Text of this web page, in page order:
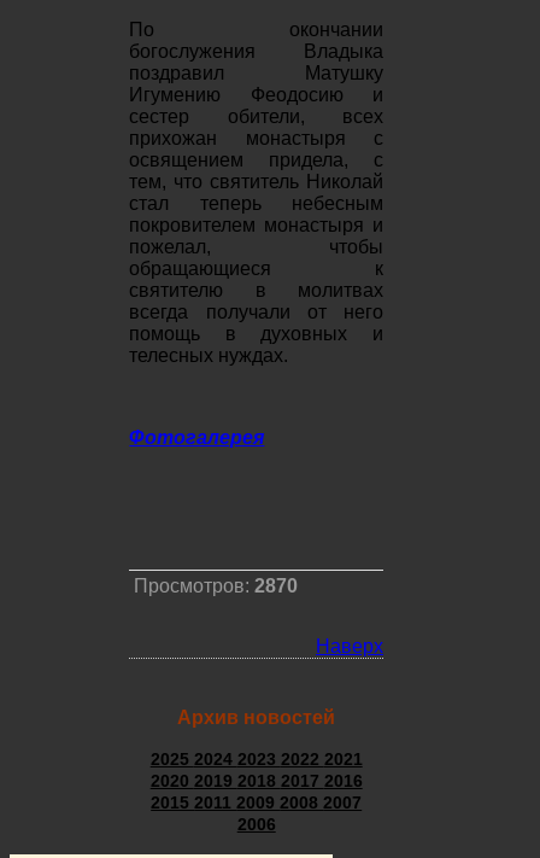
По окончании
богослужения Владыка
поздравил Матушку
Игумению Феодосию и
сестер обители, всех
прихожан монастыря с
освящением придела, с
тем, что святитель Николай
стал теперь небесным
покровителем монастыря и
пожелал, чтобы
обращающиеся к
святителю в молитвах
всегда получали от него
помощь в духовных и
телесных нуждах.
Фотогалерея
Просмотров:2870
Наверх
Архив новостей
2025 2024 2023 2022 2021
2020 2019 2018 2017 2016
2015 2011 2009 2008 2007
2006